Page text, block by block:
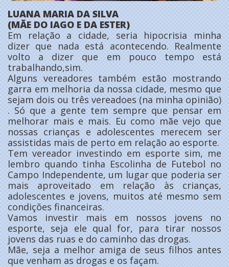
LUANA MARIA DA SILVA
(MÃE DO IAGO E DA ESTER)
Em relação a cidade, seria hipocrisia minha
dizer que nada está acontecendo. Realmente
volto a dizer que em pouco tempo está
trabalhando,sim.
Alguns vereadores também estão mostrando
garra em melhoria da nossa cidade, mesmo que
sejam dois ou três vereadoes (na minha opinião)
. Só que a gente tem sempre que pensar em
melhorar mais e mais. Eu como mãe vejo que
nossas crianças e adolescentes merecem ser
assistidas mais de perto em relação ao esporte.
Tem vereador investindo em esporte sim, me
lembro quando tinha Escolinha de Futebol no
Campo Independente, um lugar que poderia ser
mais aproveitado em relação às crianças,
adolescentes e jovens, muitos até mesmo sem
condições financeiras.
Vamos investir mais em nossos jovens no
esporte, seja ele qual for, para tirar nossos
jovens das ruas e do caminho das drogas.
Mãe, seja a melhor amiga de seus filhos antes
que venham as drogas e os façam.